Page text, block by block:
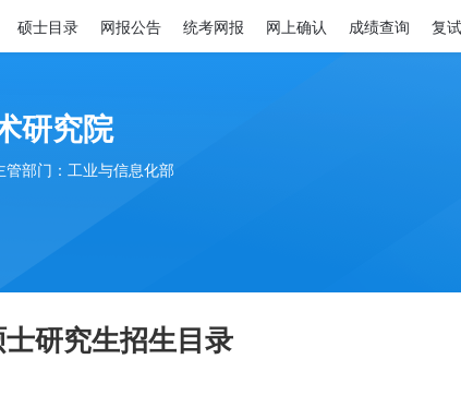
硕士目录 网报公告 统考网报 网上确认 成绩查询 复
研究院
管部门：工业与信息化部
研究生招生目录